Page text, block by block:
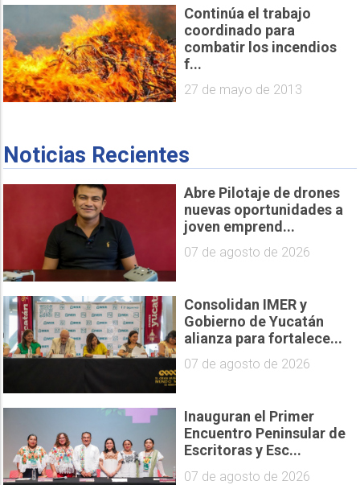
Continúa el trabajo
coordinado para
combatir los incendios
f...
27 de mayo de 2013
Noticias Recientes
Abre Pilotaje de drones
nuevas oportunidades a
joven emprend...
07 de agosto de 2026
Consolidan IMER y
Gobierno de Yucatán
alianza para fortalece...
07 de agosto de 2026
Inauguran el Primer
Encuentro Peninsular de
Escritoras y Esc...
07 de agosto de 2026